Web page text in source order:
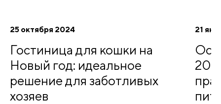
25 октября 2024
Гостиница для кошки на
Новый год: идеальное
решение для заботливых
хозяев
21